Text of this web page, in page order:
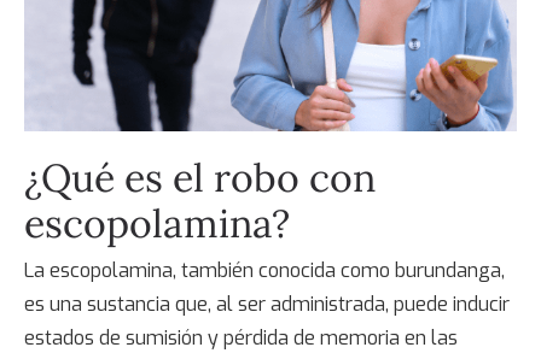
¿Qué es el robo con
escopolamina?
La escopolamina, también conocida como burundanga,
es una sustancia que, al ser administrada, puede inducir
estados de sumisión y pérdida de memoria en las